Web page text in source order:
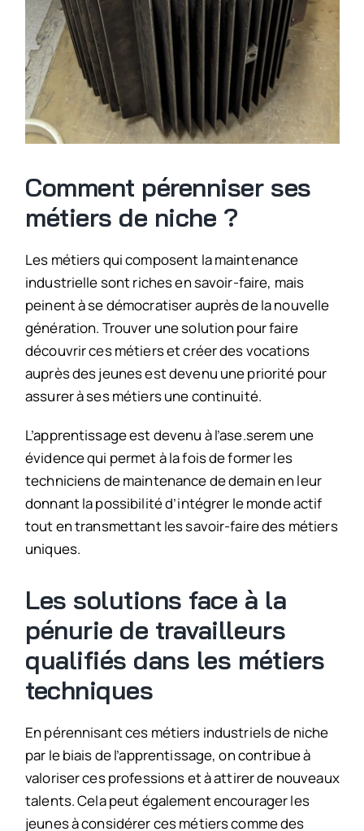
Comment pérenniser ses
métiers de niche ?
Les métiers qui composent la maintenance
industrielle sont riches en savoir-faire, mais
peinent à se démocratiser auprès de la nouvelle
génération. Trouver une solution pour faire
découvrir ces métiers et créer des vocations
auprès des jeunes est devenu une priorité pour
assurer à ses métiers une continuité.
L’apprentissage est devenu à l’ase.serem une
évidence qui permet à la fois de former les
techniciens de maintenance de demain en leur
donnant la possibilité d’intégrer le monde actif
tout en transmettant les savoir-faire des métiers
uniques.
Les solutions face à la
pénurie de travailleurs
qualifiés dans les métiers
techniques
En pérennisant ces métiers industriels de niche
par le biais de l’apprentissage, on contribue à
valoriser ces professions et à attirer de nouveaux
talents. Cela peut également encourager les
jeunes à considérer ces métiers comme des